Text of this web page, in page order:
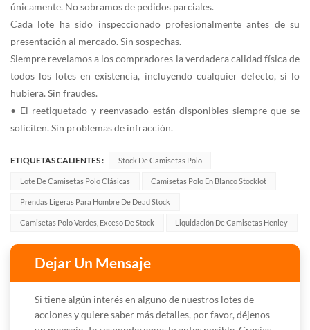
únicamente. No sobramos de pedidos parciales.
Cada lote ha sido inspeccionado profesionalmente antes de su
presentación al mercado. Sin sospechas.
Siempre revelamos a los compradores la verdadera calidad física de
todos los lotes en existencia, incluyendo cualquier defecto, si lo
hubiera. Sin fraudes.
• El reetiquetado y reenvasado están disponibles siempre que se
soliciten. Sin problemas de infracción.
ETIQUETAS CALIENTES : Stock De Camisetas Polo
Lote De Camisetas Polo Clásicas Camisetas Polo En Blanco Stocklot
Prendas Ligeras Para Hombre De Dead Stock
Camisetas Polo Verdes, Exceso De Stock Liquidación De Camisetas Henley
Dejar Un Mensaje
Si tiene algún interés en alguno de nuestros lotes de
acciones y quiere saber más detalles, por favor, déjenos